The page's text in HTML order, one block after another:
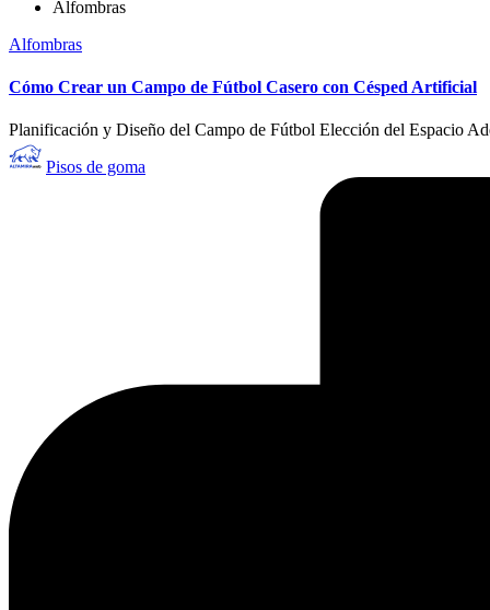
Alfombras
Publicado
Alfombras
Cómo Crear un Campo de Fútbol Casero con Césped Artificial
Planificación y Diseño del Campo de Fútbol Elección del Espacio
Publicado
por
Pisos de goma